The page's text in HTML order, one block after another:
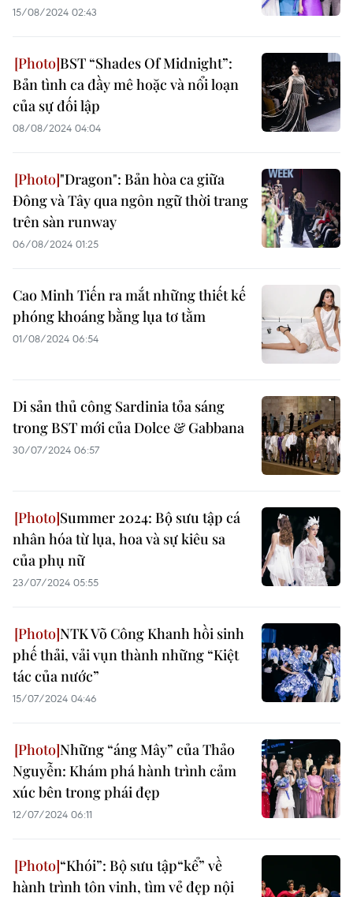
15/08/2024 02:43
BST “Shades Of Midnight”:
Bản tình ca đầy mê hoặc và nổi loạn
của sự đối lập
08/08/2024 04:04
"Dragon": Bản hòa ca giữa
Đông và Tây qua ngôn ngữ thời trang
trên sàn runway
06/08/2024 01:25
Cao Minh Tiến ra mắt những thiết kế
phóng khoáng bằng lụa tơ tằm
01/08/2024 06:54
Di sản thủ công Sardinia tỏa sáng
trong BST mới của Dolce & Gabbana
30/07/2024 06:57
Summer 2024: Bộ sưu tập cá
nhân hóa từ lụa, hoa và sự kiêu sa
của phụ nữ
23/07/2024 05:55
NTK Võ Công Khanh hồi sinh
phế thải, vải vụn thành những “Kiệt
tác của nước”
15/07/2024 04:46
Những “áng Mây” của Thảo
Nguyễn: Khám phá hành trình cảm
xúc bên trong phái đẹp
12/07/2024 06:11
“Khói”: Bộ sưu tập“kể” về
hành trình tôn vinh, tìm vẻ đẹp nội